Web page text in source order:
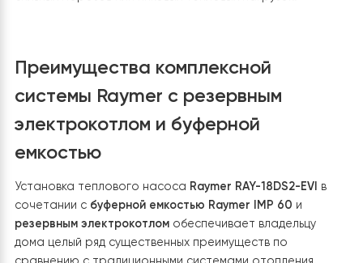
обеспечивает экономичную работу всей системы.
Подключение электрического котла выполнено с
использованием полипропиленовых труб, утепленных
теплоносителя между узлами системы. Для удобства
эксплуатации и проведения сервисных работ на
подающем и обратном трубопроводах установлена
запорная арматура, позволяющая быстро